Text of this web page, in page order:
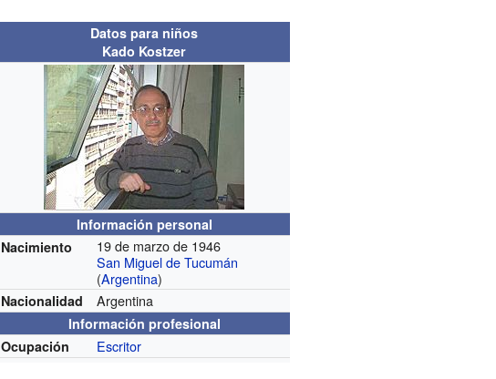
Datos para niños
Kado Kostzer
Información personal
Nacimiento
19 de marzo de 1946
San Miguel de Tucumán
(Argentina)
Nacionalidad Argentina
Información profesional
Ocupación
Escritor